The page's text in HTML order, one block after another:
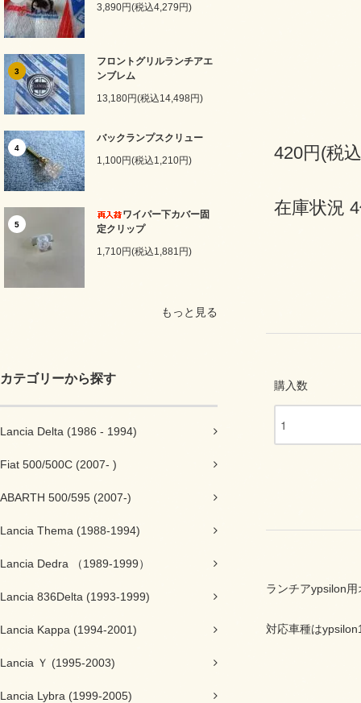
3,890円(税込4,279円)
3
フロントグリルランチアエ
ンブレム
13,180円(税込14,498円)
4
バックランプスクリュー
1,100円(税込1,210円)
5
ワイパー下カバー固
定クリップ
1,710円(税込1,881円)
もっと見る
カテゴリーから探す
Lancia Delta (1986 - 1994)
Fiat 500/500C (2007- )
ABARTH 500/595 (2007-)
Lancia Thema (1988-1994)
Lancia Dedra （1989-1999）
Lancia 836Delta (1993-1999)
Lancia Kappa (1994-2001)
Lancia Ｙ (1995-2003)
Lancia Lybra (1999-2005)
420円(税
在庫状況
購入数
ランチアypsilon
対応車種は